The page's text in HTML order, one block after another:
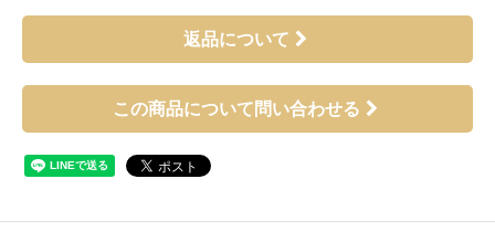
返品について
この商品について問い合わせる